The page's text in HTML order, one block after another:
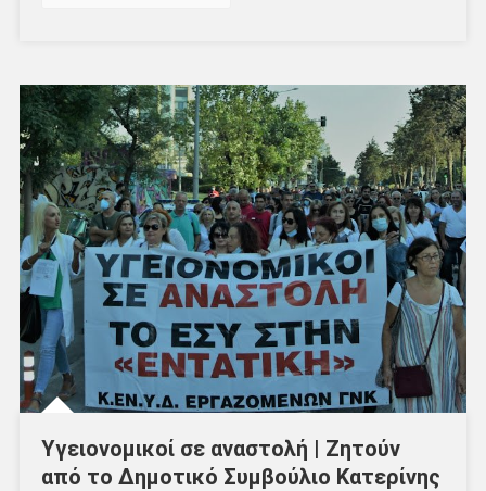
Υγειονομικοί σε αναστολή | Ζητούν
από το Δημοτικό Συμβούλιο Κατερίνης